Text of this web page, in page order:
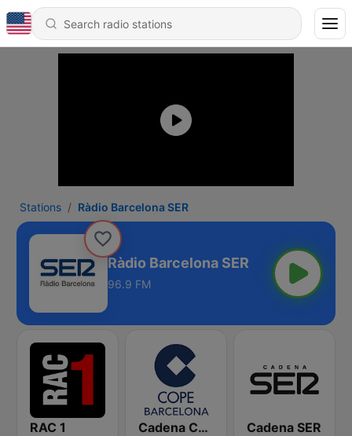
Stations Ràdio Barcelona SER
Ràdio Barcelona SER
96.9 FM
RAC 1 Cadena COPE Barcelona FM Cadena SER